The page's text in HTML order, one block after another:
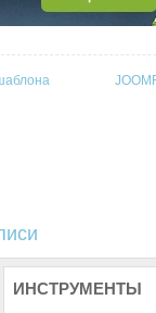
ИНСТРУМЕНТЫ